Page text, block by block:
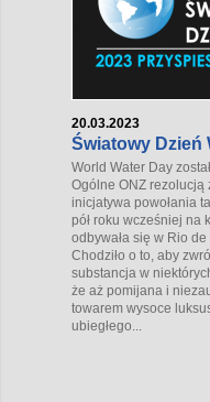
20.03.2023
Światowy Dzień
World Water Day
Ogólne ONZ rezolucją
inicjatywa powołania
pół roku wcześniej na
odbywała się w Rio
Chodziło o to, aby
substancja w
że aż pomijana i
towarem wysoce
ubiegłego...